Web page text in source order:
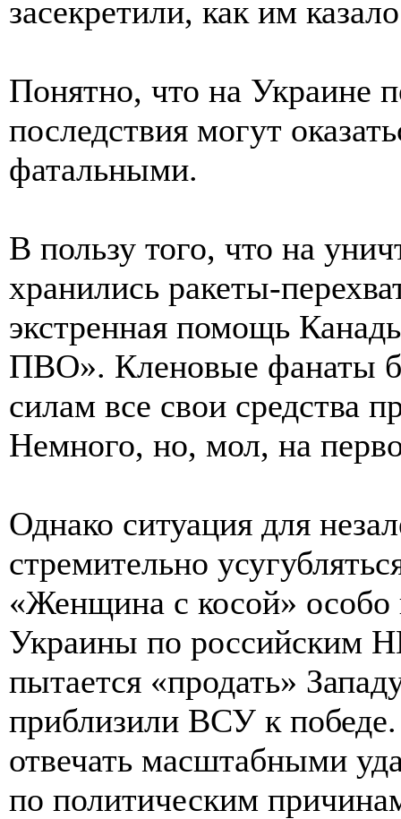
засекретили, как им
Понятно, что на Украине
последствия могут
фатальными.
В пользу того, что на
хранились ракеты-
экстренная помощь
ПВО». Кленовые фанаты
силам все свои средства
Немного, но, мол, на
Однако ситуация для
стремительно
«Женщина с косой» особо
Украины по российским
пытается «продать»
приблизили ВСУ к
отвечать масштабными
по политическим